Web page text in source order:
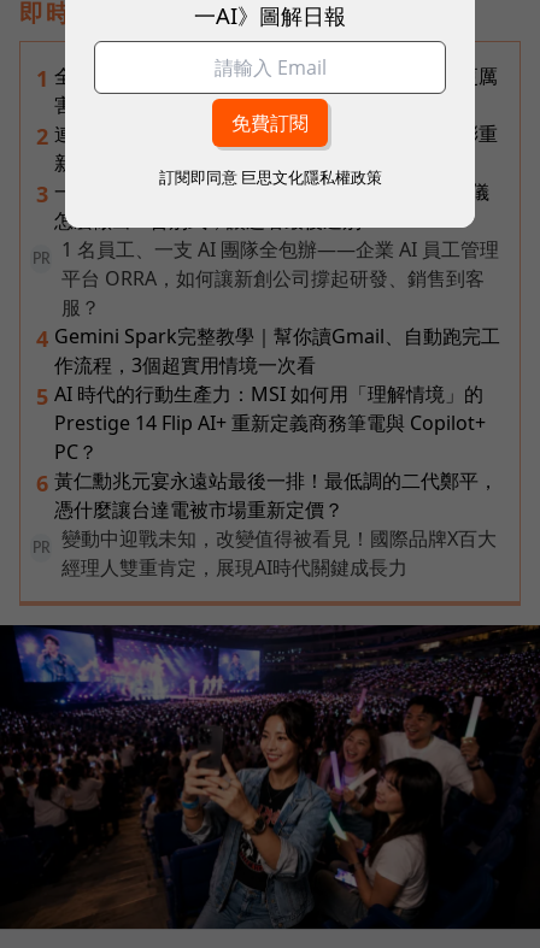
即時熱門文章
1 全台最大全聯首日業績破百萬，蔡篤昌：還會有更厲
害的大型店！為何把餐廳健身房都搬上樓？
2 連黃仁勳都叫年輕人當水電工！程世嘉：智慧通膨重
新定義「有價值的人」到底什麼樣子？
3 一張遺照「開口」說話，中間有8道關卡！翊嘉禮儀
怎麼做出AI告別式，讓逝者最後道別？
PR
1 名員工、一支 AI 團隊全包辦——企業 AI 員工管理
平台 ORRA，如何讓新創公司撐起研發、銷售到客
服？
4 Gemini Spark完整教學｜幫你讀Gmail、自動跑完工
作流程，3個超實用情境一次看
5 AI 時代的行動生產力：MSI 如何用「理解情境」的
Prestige 14 Flip AI+ 重新定義商務筆電與 Copilot+
PC？
6 黃仁勳兆元宴永遠站最後一排！最低調的二代鄭平，
憑什麼讓台達電被市場重新定價？
PR
變動中迎戰未知，改變值得被看見！國際品牌X百大
經理人雙重肯定，展現AI時代關鍵成長力
一AI》圖解日報
訂閱即同意 巨思文化隱私權政策